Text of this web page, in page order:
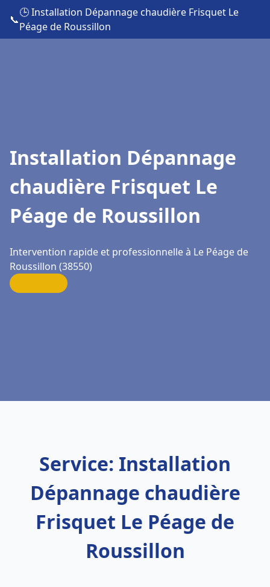
📞
🕒 Installation Dépannage chaudière Frisquet Le
Péage de Roussillon
Installation Dépannage
chaudière Frisquet Le
Péage de Roussillon
Intervention rapide et professionnelle à Le Péage de
Roussillon (38550)
Service: Installation
Dépannage chaudière
Frisquet Le Péage de
Roussillon